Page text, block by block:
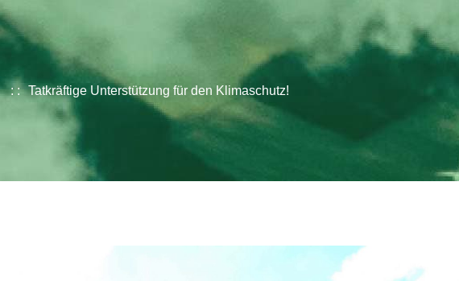
Tatkräftige Unterstützung für den Klimaschutz!